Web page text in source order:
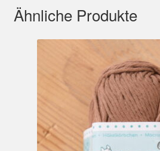
Ähnliche Produkte